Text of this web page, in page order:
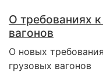
О требованиях
вагонов
О новых
грузовых вагонов